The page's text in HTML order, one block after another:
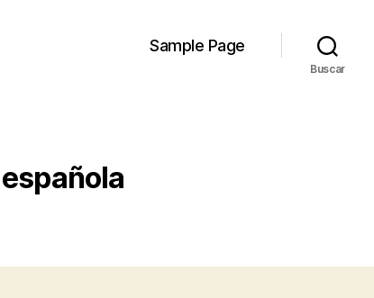
Sample Page
Buscar